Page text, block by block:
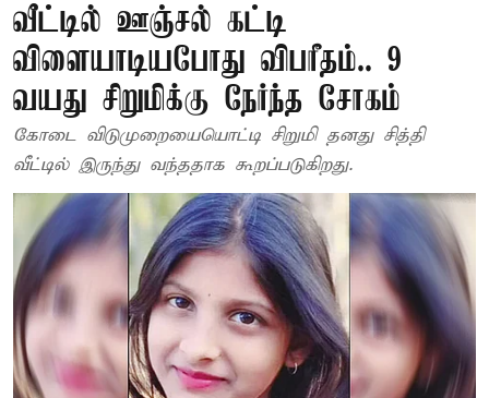
வீட்டில் ஊஞ்சல் கட்டி
விளையாடியபோது விபரீதம்.. 9
வயது சிறுமிக்கு நேர்ந்த சோகம்
கோடை விடுமுறையையொட்டி சிறுமி தனது சித்தி
வீட்டில் இருந்து வந்ததாக கூறப்படுகிறது.